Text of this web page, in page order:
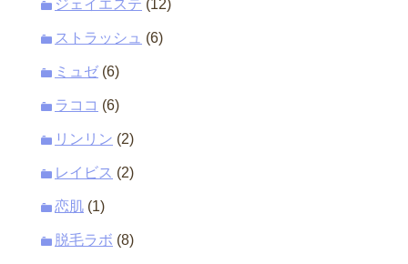
ジェイエステ (12)
ストラッシュ (6)
ミュゼ (6)
ラココ (6)
リンリン (2)
レイビス (2)
恋肌 (1)
脱毛ラボ (8)